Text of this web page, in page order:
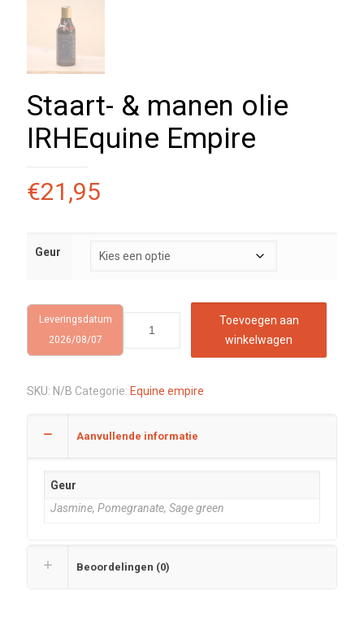
Staart- & manen olie
IRHEquine Empire
€21,95
Geur
Leveringsdatum
2026/08/07
Toevoegen aan
winkelwagen
SKU: N/B Categorie: Equine empire
Aanvullende informatie
Geur
Jasmine, Pomegranate, Sage green
Beoordelingen (0)